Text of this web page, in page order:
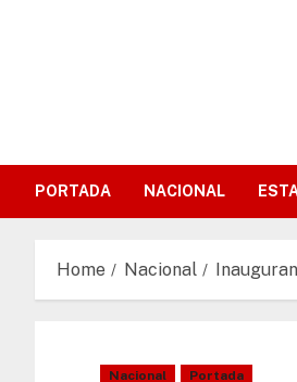
PORTADA NACIONAL
Home Nacional
Nacional Portada